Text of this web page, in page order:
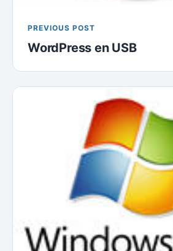
PREVIOUS POST
WordPress en USB